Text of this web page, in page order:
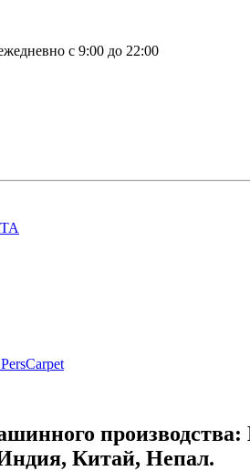
с 9:00 до 22:00
Китай, Непал.